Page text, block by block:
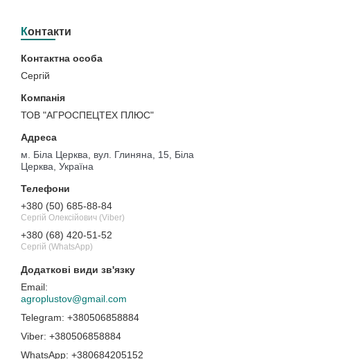
Контакти
Сергій
ТОВ "АГРОСПЕЦТЕХ ПЛЮС"
м. Біла Церква, вул. Глиняна, 15, Біла
Церква, Україна
+380 (50) 685-88-84
Сергій Олексійович (Viber)
+380 (68) 420-51-52
Сергій (WhatsApp)
agroplustov@gmail.com
+380506858884
+380506858884
+380684205152